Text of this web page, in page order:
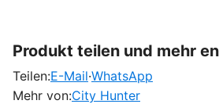
Produkt teilen und mehr
Teilen:E-Mail·WhatsApp
Mehr von:City Hunter